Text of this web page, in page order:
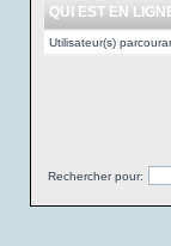
QUI EST EN
Utilisateur(s)
Rechercher pour: